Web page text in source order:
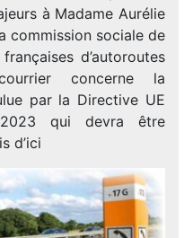
à Madame Aurélie
commission sociale de
d’autoroutes
concerne la
par la Directive UE
qui devra être
d’ici